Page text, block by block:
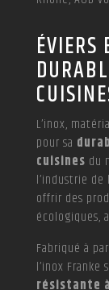
ÉVIERS
L’inox,
pour sa
cuisines du
l’industrie
offrir des
écologiques,
Fabriqué à
l’inox Franke
résistante